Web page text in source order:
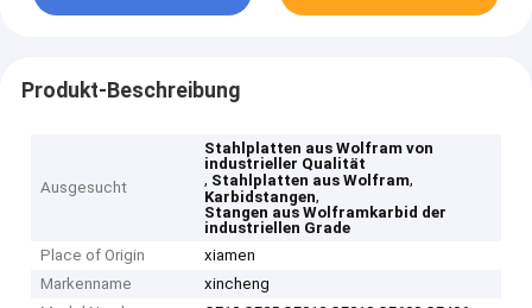
Produkt-Beschreibung
Ausgesucht
Stahlplatten aus Wolfram von
industrieller Qualität
, Stahlplatten aus Wolfram,
Karbidstangen,
Stangen aus Wolframkarbid der
industriellen Grade
Place of Origin
xiamen
Markenname
xincheng